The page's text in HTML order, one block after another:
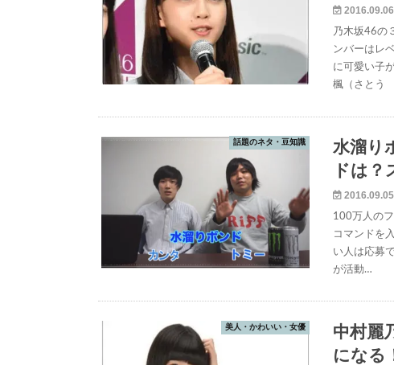
2016.09.06
乃木坂46の
ンバーはレ
に可愛い子
楓（さとう
話題のネタ・豆知識
水溜り
ドは
2016.09.05
100万人の
コマンドを
い人は応募
が活動…
美人・かわいい・女優
中村麗
になる